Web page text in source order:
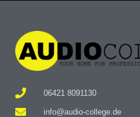
06421 8091130
info@audio-college.de